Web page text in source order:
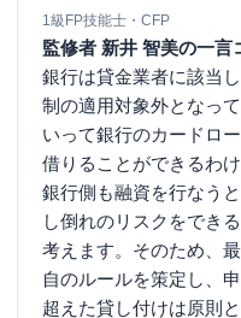
1級FP技能士・CFP
監修者 新井 智美の一言
銀行は貸金業者に該当
制の適用対象外となっ
いって銀行のカードロ
借りることができるわ
銀行側も融資を行なう
し倒れのリスクをでき
考えます。そのため、
自のルールを策定し、
超えた貸し付けは原則